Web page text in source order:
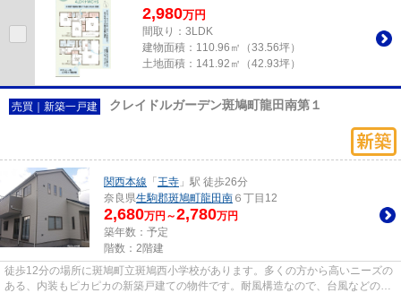
2,980万円
間取り：3LDK
建物面積： 110.96㎡（33.56坪）
土地面積： 141.92㎡（42.93坪）
売買｜新築一戸建 クレイドルガーデン斑鳩町龍田南第１
関西本線 「 王寺 」駅 徒歩26分
奈良県生駒郡斑鳩町龍田南 ６丁目12
2,680万円～2,780万円
築年数：予定
階数：2階建
徒歩12分の場所に斑鳩町立斑鳩西小学校があります。多くの方から高いニーズの
ある、内装もピカピカの新築戸建ての物件です。耐風構造なので、台風などの自